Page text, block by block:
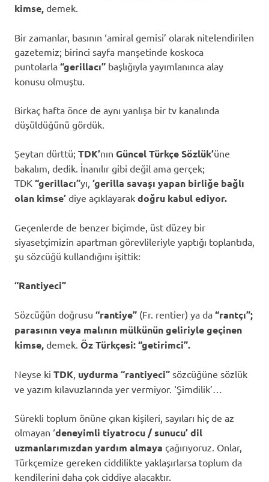
kimse, demek.
Bir zamanlar, basının ‘amiral gemisi’ olarak nitelendirilen
gazetemiz; birinci sayfa manşetinde koskoca
puntolarla “gerillacı” başlığıyla yayımlanınca alay
konusu olmuştu.
Birkaç hafta önce de aynı yanlışa bir tv kanalında
düşüldüğünü gördük.
Şeytan dürttü; TDK’nın Güncel Türkçe Sözlük’üne
bakalım, dedik. İnanılır gibi değil ama gerçek;
TDK “gerillacı”yı, ‘gerilla savaşı yapan birliğe bağlı
olan kimse’ diye açıklayarak doğru kabul ediyor.
Geçenlerde de benzer biçimde, üst düzey bir
siyasetçimizin apartman görevlileriyle yaptığı toplantıda,
şu sözcüğü kullandığını işittik:
“Rantiyeci”
Sözcüğün doğrusu “rantiye” (Fr. rentier) ya da “rantçı”;
parasının veya malının mülkünün geliriyle geçinen
kimse, demek. Öz Türkçesi: “getirimci”.
Neyse ki TDK uydurma “rantiyeci” sözcüğüne sözlük
ve yazım kılavuzlarında yer vermiyor. ‘Şimdilik’…
Sürekli toplum önüne çıkan kişileri, sayıları hiç de az
olmayan ‘deneyimli tiyatrocu / sunucu’dil
uzmanlarımızdanyardım almaya çağırıyoruz. Onlar,
Türkçemize gereken ciddilikte yaklaşırlarsa toplum da
kendilerini daha çok ciddiye alacaktır.